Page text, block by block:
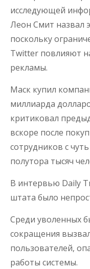
исследующей
Леон Смит назвал
поскольку
Twitter повлияют
рекламы.
Маск купил
миллиарда
критиковал
вскоре после
сотрудников с
полутора тысяч
В интервью Daily
штата было
Среди уволенных
сокращения
пользователей,
работы системы.